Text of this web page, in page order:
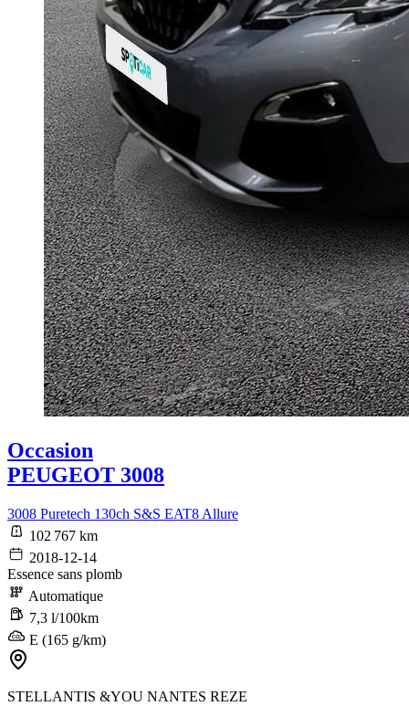
Occasion
PEUGEOT 3008
3008 Puretech 130ch S&S EAT8 Allure
102 767 km
2018-12-14
Essence sans plomb
Automatique
7,3 l/100km
E (165 g/km)
STELLANTIS &YOU NANTES REZE